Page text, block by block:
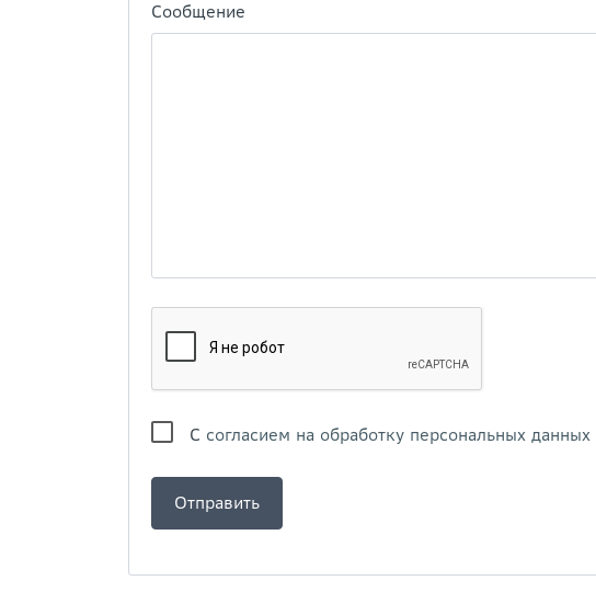
Сообщение
С согласием на обработку персональных данных